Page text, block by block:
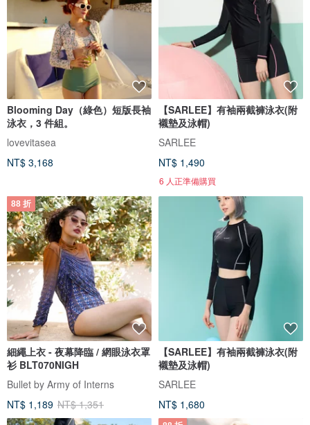
Blooming Day（綠色）短版長袖
泳衣，3 件組。
lovevitasea
NT$ 3,168
【SARLEE】有袖兩截褲泳衣(附
襯墊及泳帽)
SARLEE
NT$ 1,490
6 人正準備購買
88 折
細繩上衣 - 夜幕降臨 / 網眼泳衣罩
衫 BLT070NIGH
Bullet by Army of Interns
NT$ 1,189 NT$ 1,351
【SARLEE】有袖兩截褲泳衣(附
襯墊及泳帽)
SARLEE
NT$ 1,680